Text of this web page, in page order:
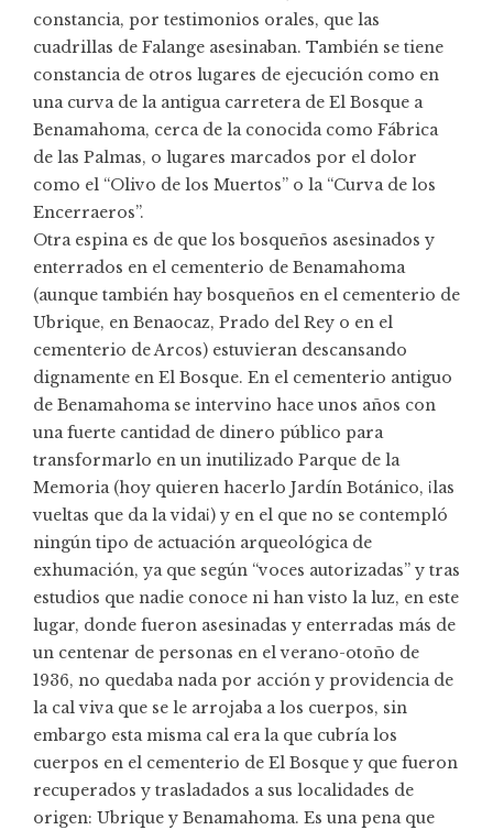
constancia, por testimonios orales, que las
cuadrillas de Falange asesinaban. También se tiene
constancia de otros lugares de ejecución como en
una curva de la antigua carretera de El Bosque a
Benamahoma, cerca de la conocida como Fábrica
de las Palmas, o lugares marcados por el dolor
como el “Olivo de los Muertos” o la “Curva de los
Encerraeros”.
Otra espina es de que los bosqueños asesinados y
enterrados en el cementerio de Benamahoma
(aunque también hay bosqueños en el cementerio de
Ubrique, en Benaocaz, Prado del Rey o en el
cementerio de Arcos) estuvieran descansando
dignamente en El Bosque. En el cementerio antiguo
de Benamahoma se intervino hace unos años con
una fuerte cantidad de dinero público para
transformarlo en un inutilizado Parque de la
Memoria (hoy quieren hacerlo Jardín Botánico, ¡las
vueltas que da la vida¡) y en el que no se contempló
ningún tipo de actuación arqueológica de
exhumación, ya que según “voces autorizadas” y tras
estudios que nadie conoce ni han visto la luz, en este
lugar, donde fueron asesinadas y enterradas más de
un centenar de personas en el verano-otoño de
1936, no quedaba nada por acción y providencia de
la cal viva que se le arrojaba a los cuerpos, sin
embargo esta misma cal era la que cubría los
cuerpos en el cementerio de El Bosque y que fueron
recuperados y trasladados a sus localidades de
origen: Ubrique y Benamahoma. Es una pena que